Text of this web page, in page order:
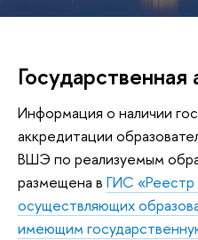
Информация о наличии
аккредитации
ВШЭ по реализуемым
размещена в ГИС «Реестр
осуществляющих
имеющим